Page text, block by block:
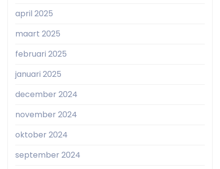
april 2025
maart 2025
februari 2025
januari 2025
december 2024
november 2024
oktober 2024
september 2024